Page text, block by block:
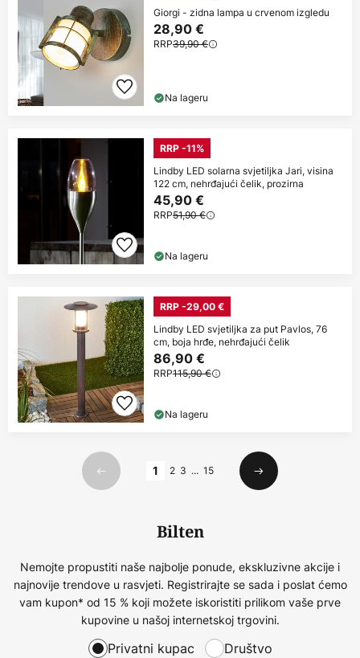
Giorgi - zidna lampa u crvenom izgledu
28,90 €
RRP39,90 €
Na lageru
RRP -11%
Lindby LED solarna svjetiljka Jari, visina
122 cm, nehrđajući čelik, prozirna
45,90 €
RRP51,90 €
Na lageru
RRP -29,00 €
Lindby LED svjetiljka za put Pavlos, 76
cm, boja hrđe, nehrđajući čelik
86,90 €
RRP115,90 €
Na lageru
Prethodno
1 2 3 ... 15
Sljedeći
Bilten
Nemojte propustiti naše najbolje ponude, ekskluzivne akcije i
najnovije trendove u rasvjeti. Registrirajte se sada i poslat ćemo
vam kupon* od 15 % koji možete iskoristiti prilikom vaše prve
kupovine u našoj internetskoj trgovini.
Privatni kupac Društvo